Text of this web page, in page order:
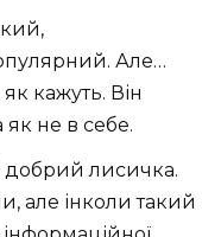
Але…
кажуть. Він
як не в себе.
лисичка.
але інколи такий